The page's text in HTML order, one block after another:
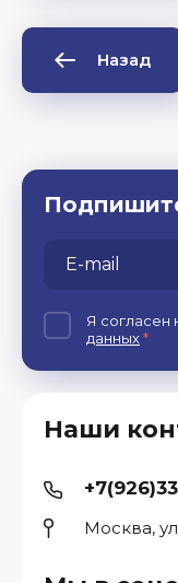
Назад
Наши
Москва,
Я согласен
данных*